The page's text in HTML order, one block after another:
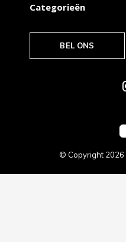
Categorieën
BEL ONS
© Copyright 2026